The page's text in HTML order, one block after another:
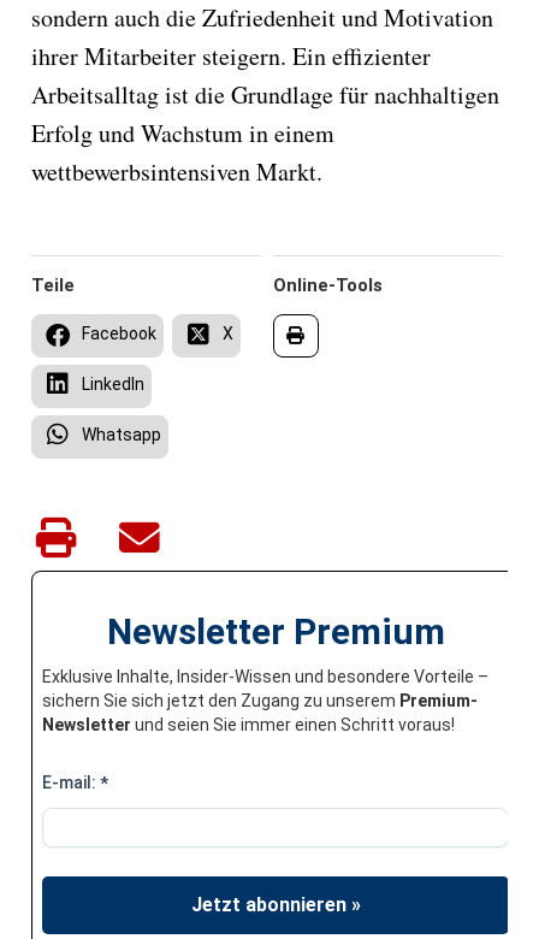
sondern auch die Zufriedenheit und Motivation
ihrer Mitarbeiter steigern. Ein effizienter
Arbeitsalltag ist die Grundlage für nachhaltigen
Erfolg und Wachstum in einem
wettbewerbsintensiven Markt.
Online-Tools
Teile
Facebook X
LinkedIn
Whatsapp
Newsletter Premium
Exklusive Inhalte, Insider-Wissen und besondere Vorteile –
sichern Sie sich jetzt den Zugang zu unserem Premium-
Newsletter und seien Sie immer einen Schritt voraus!
E-mail: *
Jetzt abonnieren »